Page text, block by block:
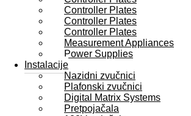
Controller Plates
Controller Plates
Controller Plates
Measurement Appliances
Power Supplies
Instalacije
Nazidni zvučnici
Plafonski zvučnici
Digital Matrix Systems
Pretpojačala